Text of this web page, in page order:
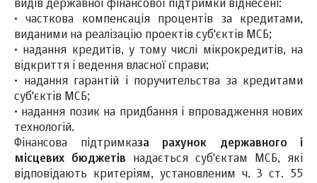
видів державної фінансової підтримки віднесені:
· часткова компенсація процентів за кредитами,
виданими на реалізацію проектів суб'єктів МСБ;
· надання кредитів, у тому числі мікрокредитів, на
відкриття і ведення власної справи;
· надання гарантій і поручительства за кредитами
суб'єктів МСБ;
· надання позик на придбання і впровадження нових
технологій.
Фінансова підтримказа рахунок державного і
місцевих бюджетів надається суб'єктам МСБ, які
відповідають критеріям, установленим ч. 3 ст. 55